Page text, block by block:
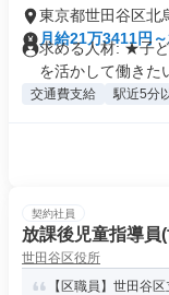
東京都世田谷区北
月給21万3411円
求める人材: ★子
を活かして働きた
交通費支給 駅近5分
契約社員
放課後児童指導員
世田谷区役所
【区職員】世田谷